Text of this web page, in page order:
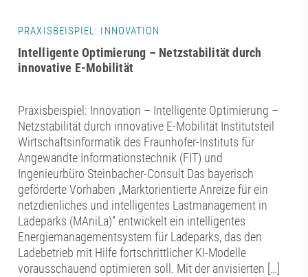
PRAXISBEISPIEL: INNOVATION
Intelligente Optimierung – Netzstabilität durch
innovative E-Mobilität
Praxisbeispiel: Innovation – Intelligente Optimierung –
Netzstabilität durch innovative E-Mobilität Institutsteil
Wirtschaftsinformatik des Fraunhofer-Instituts für
Angewandte Informationstechnik (FIT) und
Ingenieurbüro Steinbacher-Consult Das bayerisch
geförderte Vorhaben „Marktorientierte Anreize für ein
netzdienliches und intelligentes Lastmanagement in
Ladeparks (MAniLa)“ entwickelt ein intelligentes
Energiemanagementsystem für Ladeparks, das den
Ladebetrieb mit Hilfe fortschrittlicher KI-Modelle
vorausschauend optimieren soll. Mit der anvisierten […]